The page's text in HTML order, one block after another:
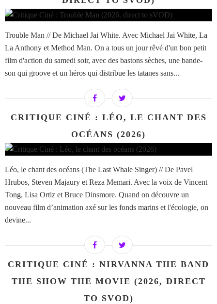
Trouble Man // De Michael Jai White. Avec Michael Jai White, La
La Anthony et Method Man. On a tous un jour rêvé d'un bon petit
film d'action du samedi soir, avec des bastons sèches, une bande-
son qui groove et un héros qui distribue les tatanes sans...
CRITIQUE CINÉ : LÉO, LE CHANT DES
OCÉANS (2026)
Léo, le chant des océans (The Last Whale Singer) // De Pavel
Hrubos, Steven Majaury et Reza Memari. Avec la voix de Vincent
Tong, Lisa Ortiz et Bruce Dinsmore. Quand on découvre un
nouveau film d’animation axé sur les fonds marins et l'écologie, on
devine...
CRITIQUE CINÉ : NIRVANNA THE BAND
THE SHOW THE MOVIE (2026, DIRECT
TO SVOD)